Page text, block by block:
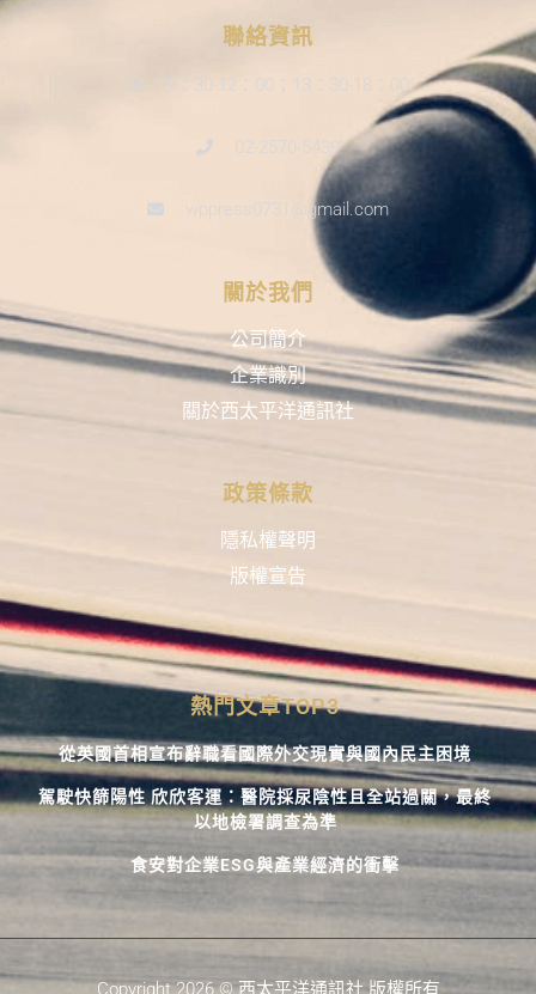
聯絡資訊
9：30-12：00；13：30-18：00
02-2570-5439
wppress0731@gmail.com
關於我們
公司簡介
企業識別
關於西太平洋通訊社
政策條款
隱私權聲明
版權宣告
熱門文章TOP3
從英國首相宣布辭職看國際外交現實與國內民主困境
駕駛快篩陽性 欣欣客運：醫院採尿陰性且全站過關，最終
以地檢署調查為準
食安對企業ESG與產業經濟的衝擊
Copyright 2026 © 西太平洋通訊社 版權所有